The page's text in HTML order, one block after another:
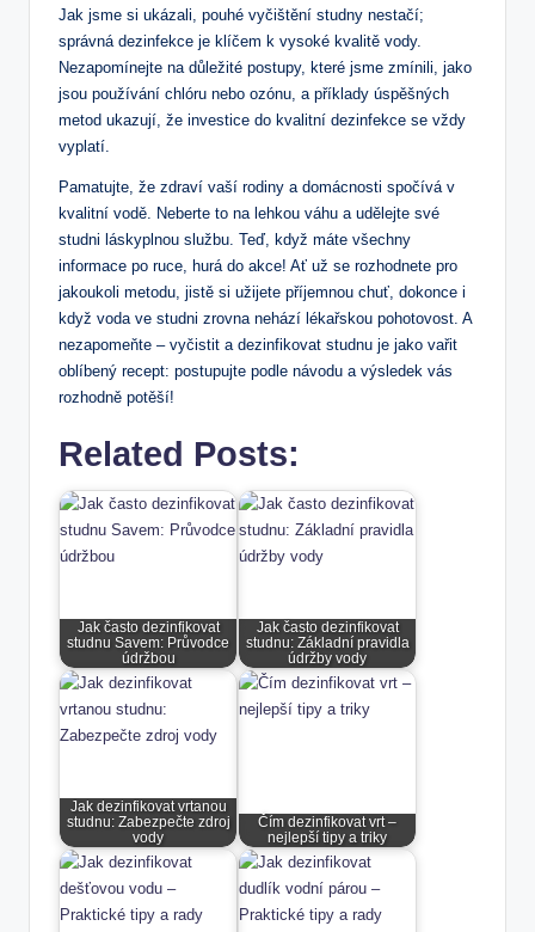
Jak jsme si ukázali, pouhé vyčištění studny nestačí;
správná dezinfekce je klíčem k vysoké kvalitě vody.
Nezapomínejte na důležité postupy, které jsme zmínili, jako
jsou používání chlóru nebo ozónu, a příklady úspěšných
metod ukazují, že investice do kvalitní dezinfekce se vždy
vyplatí.
Pamatujte, že zdraví vaší rodiny a domácnosti spočívá v
kvalitní vodě. Neberte to na lehkou váhu a udělejte své
studni láskyplnou službu. Teď, když máte všechny
informace po ruce, hurá do akce! Ať už se rozhodnete pro
jakoukoli metodu, jistě si užijete příjemnou chuť, dokonce i
když voda ve studni zrovna nehází lékařskou pohotovost. A
nezapomeňte – vyčistit a dezinfikovat studnu je jako vařit
oblíbený recept: postupujte podle návodu a výsledek vás
rozhodně potěší!
Related Posts:
Jak často dezinfikovat
studnu Savem: Průvodce
údržbou
Jak často dezinfikovat
studnu: Základní pravidla
údržby vody
Jak dezinfikovat vrtanou
studnu: Zabezpečte zdroj
vody
Čím dezinfikovat vrt –
nejlepší tipy a triky